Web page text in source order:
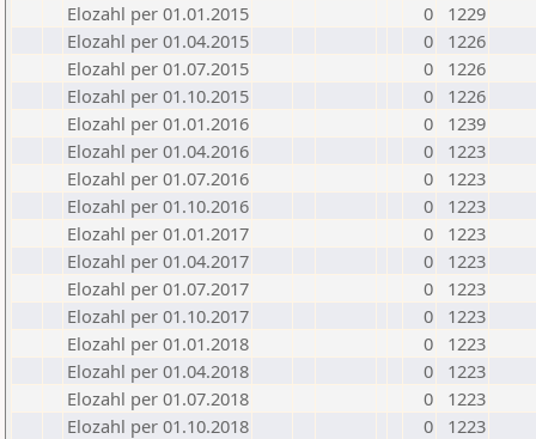
Elozahl per 01.01.2015
0
1229
Elozahl per 01.04.2015
0
1226
Elozahl per 01.07.2015
0
1226
Elozahl per 01.10.2015
0
1226
Elozahl per 01.01.2016
0
1239
Elozahl per 01.04.2016
0
1223
Elozahl per 01.07.2016
0
1223
Elozahl per 01.10.2016
0
1223
Elozahl per 01.01.2017
0
1223
Elozahl per 01.04.2017
0
1223
Elozahl per 01.07.2017
0
1223
Elozahl per 01.10.2017
0
1223
Elozahl per 01.01.2018
0
1223
Elozahl per 01.04.2018
0
1223
Elozahl per 01.07.2018
0
1223
Elozahl per 01.10.2018
0
1223